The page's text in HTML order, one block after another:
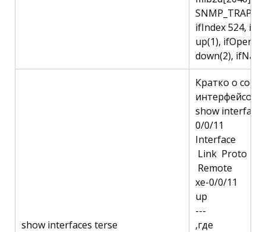
ifIndex 524,
up(1),
down(2),
show interfaces terse
Кратко о
интерфейсов,
show interface
0/0/11
Interface
Link Proto
Remote
xe-0/0/
up
---
,где